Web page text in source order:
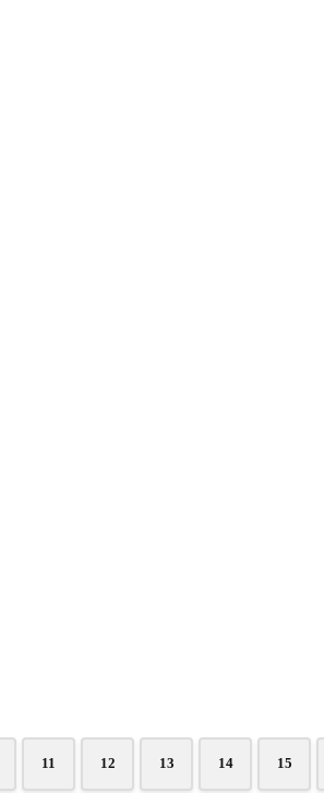
11 12 13 14 15